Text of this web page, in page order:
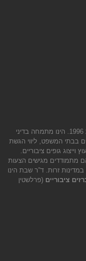
ד”ר אורן שבת, עו”ד הינו מוסמך לעריכת דין משנת 1996. הינו מתמחה בדיני
בבתי המשפט, ליווי הגשת
גופים ציבוריים.
מתמודדים מגישים הצעות
זרות. ד”ר שבת הינו
ציבוריים (פרלשטין